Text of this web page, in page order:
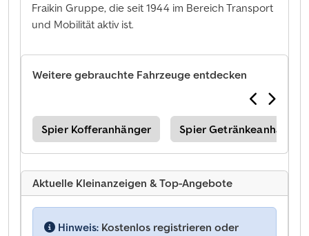
Fraikin Gruppe, die seit 1944 im Bereich Transport
und Mobilität aktiv ist.
Weitere gebrauchte Fahrzeuge entdecken
Spier Kofferanhänger Spier Getränkeanhänger
Aktuelle Kleinanzeigen & Top-Angebote
Hinweis: Kostenlos registrieren oder